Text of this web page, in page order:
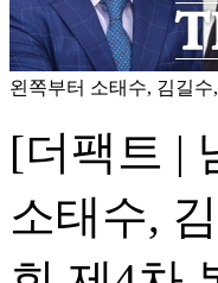
왼쪽부터 소태수, 김길
[더팩트 |
소태수,